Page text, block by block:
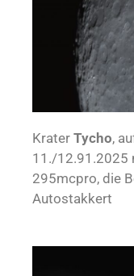
Krater Tycho,
11./12.91.2025
295mcpro, die
Autostakkert